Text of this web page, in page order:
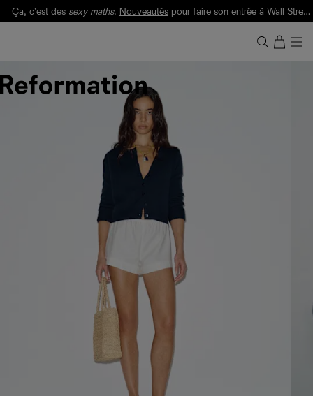
Ça, c'est des sexy maths. Nouveautés pour faire son entrée à Wall Street.